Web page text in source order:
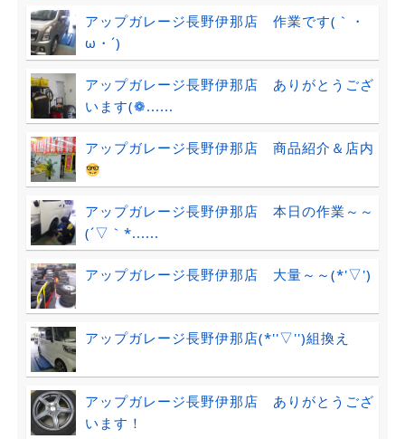
アップガレージ長野伊那店 作業です(｀・
ω・´)ゞ
アップガレージ長野伊那店 ありがとうござ
います(❁......
アップガレージ長野伊那店 商品紹介＆店内
アップガレージ長野伊那店 本日の作業～～
(´▽｀*......
アップガレージ長野伊那店 大量～～(*'▽')
アップガレージ長野伊那店(*''▽'')組換え
アップガレージ長野伊那店 ありがとうござ
います！